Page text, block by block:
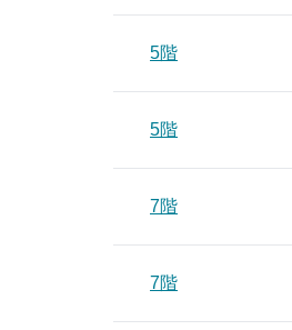
5階
5階
7階
7階